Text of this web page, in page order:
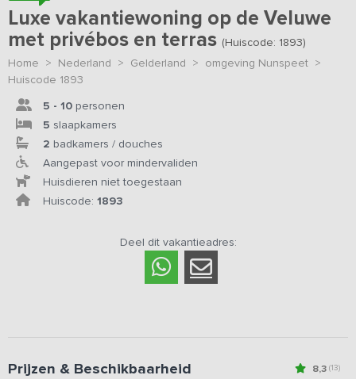
Luxe vakantiewoning op de Veluwe
met privébos en terras (Huiscode: 1893)
Home > Nederland > Gelderland > omgeving Nunspeet >
Huiscode 1893
5 - 10 personen
5 slaapkamers
2 badkamers / douches
Aangepast voor mindervaliden
Huisdieren niet toegestaan
Huiscode: 1893
Deel dit vakantieadres:
8,3 (13)
Prijzen & Beschikbaarheid